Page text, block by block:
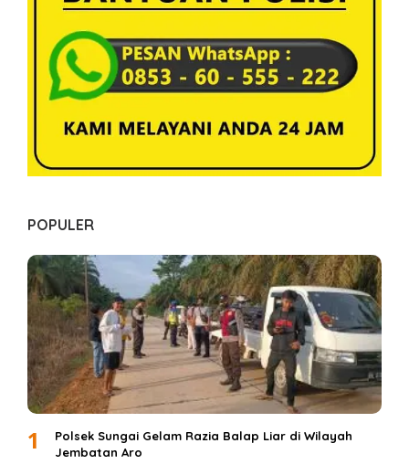
POPULER
1
Polsek Sungai Gelam Razia Balap Liar di Wilayah
Jembatan Aro